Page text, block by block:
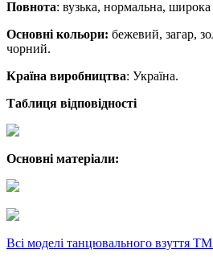
Повнота: вузька, нормальна, широка
Основні кольори: бежевий, загар,
чорний.
Країна виробництва: Україна.
Таблиця відповідності
Основні матеріали:
Всі моделі танцювального взуття